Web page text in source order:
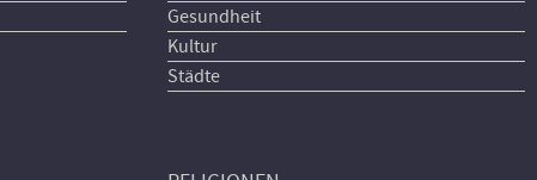
Gesundheit
Kultur
Städte